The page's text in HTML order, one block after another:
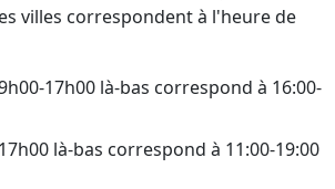
villes correspondent à l'heure de
17h00 là-bas correspond à 16:00-
là-bas correspond à 11:00-19:00